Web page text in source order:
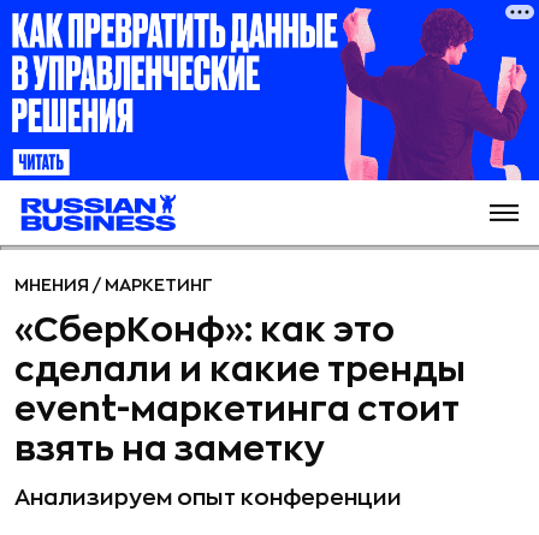
МНЕНИЯ / МАРКЕТИНГ
«СберКонф»: как это
сделали и какие тренды
event-маркетинга стоит
взять на заметку
Анализируем опыт конференции